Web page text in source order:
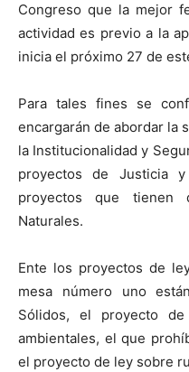
Congreso que la mejor
actividad es previo a la
inicia el próximo 27 de
Para tales fines se
encargarán de abordar la
la Institucionalidad y
proyectos de Justicia
proyectos que
Naturales.
Ente los proyectos de
mesa número uno
Sólidos, el proyecto
ambientales, el que
el proyecto de ley sobre